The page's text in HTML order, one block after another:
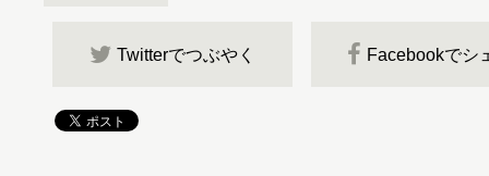
Twitterでつぶやく Facebookでシ